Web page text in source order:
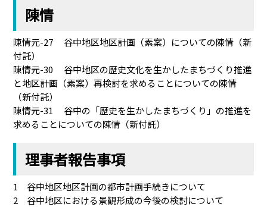
陳情
陳情元-27 谷中地区地区計画（素案）についての陳情（新
付託）
陳情元-30 谷中地区の歴史文化を生かしたまちづくり推進
と地区計画（素案）再検討を求めることについての陳情
（新付託）
陳情元-31 谷中の「歴史を生かしたまちづくり」の推進を
求めることについての陳情（新付託）
理事者報告事項
1 谷中地区地区計画の都市計画手続きについて
2 谷中地区における景観形成の今後の検討について